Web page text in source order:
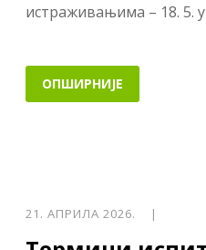
истраживањима – 18. 5. у
ОПШИРНИЈЕ
21. АПРИЛА 2026. |